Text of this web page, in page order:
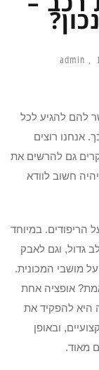
admin
להם להגיע לכל
אנחנו רוצים
גם להרשים את
חשוב לוודא
הריפודים. במיוחד
גדול, וגם לאבק
מושבי המכונית.
אופציה אחת
היא להפקיד את
ובאופן
מאוד.